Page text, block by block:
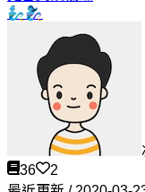
🧞‍♂️🧞‍♀️
36
2